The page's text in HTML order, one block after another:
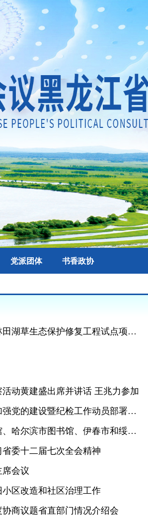
党派团体 书香政协
省政协人口资源环境委员会开展山水林田湖草生态保护修复工程试点项目实施情况专题调研和我省城市应急备用水源地建设情况视察
动黄建盛出席并讲话 王兆力参加
省政协机关召开2020年深化作风整顿加强党的建设暨纪检工作动员部署会议
迟子建副主席率调研组分别赴省图书馆、哈尔滨市图书馆、伊春市和绥化市调研公共图书馆事业发展情况和传统文化村落保护利用情况
委十二届七次全会精神
会议
区改造和社区治理工作
商议题省直部门情况介绍会